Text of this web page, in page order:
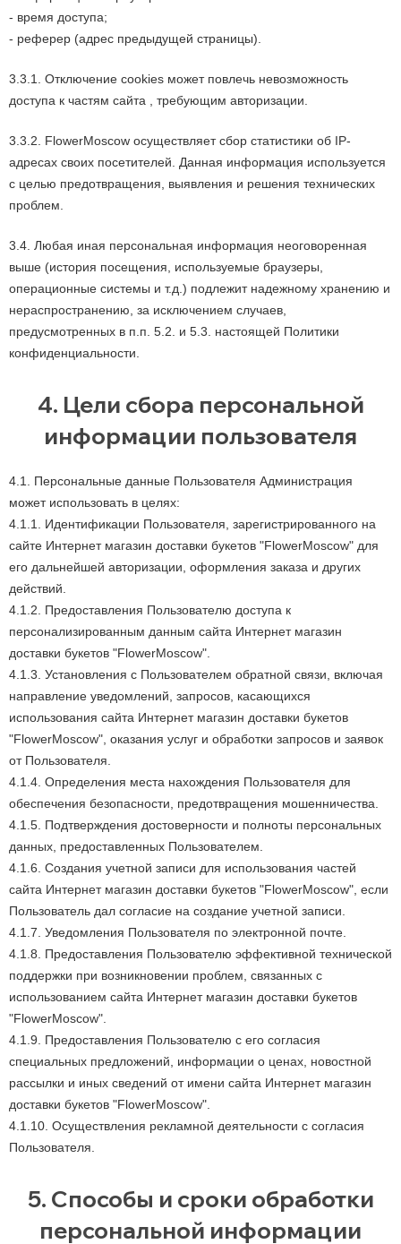
- время доступа;
- реферер (адрес предыдущей страницы).
3.3.1. Отключение cookies может повлечь невозможность
доступа к частям сайта , требующим авторизации.
3.3.2. FlowerMoscow осуществляет сбор статистики об IP-
адресах своих посетителей. Данная информация используется
с целью предотвращения, выявления и решения технических
проблем.
3.4. Любая иная персональная информация неоговоренная
выше (история посещения, используемые браузеры,
операционные системы и т.д.) подлежит надежному хранению и
нераспространению, за исключением случаев,
предусмотренных в п.п. 5.2. и 5.3. настоящей Политики
конфиденциальности.
4. Цели сбора персональной
информации пользователя
4.1. Персональные данные Пользователя Администрация
может использовать в целях:
4.1.1. Идентификации Пользователя, зарегистрированного на
сайте Интернет магазин доставки букетов "FlowerMoscow" для
его дальнейшей авторизации, оформления заказа и других
действий.
4.1.2. Предоставления Пользователю доступа к
персонализированным данным сайта Интернет магазин
доставки букетов "FlowerMoscow".
4.1.3. Установления с Пользователем обратной связи, включая
направление уведомлений, запросов, касающихся
использования сайта Интернет магазин доставки букетов
"FlowerMoscow", оказания услуг и обработки запросов и заявок
от Пользователя.
4.1.4. Определения места нахождения Пользователя для
обеспечения безопасности, предотвращения мошенничества.
4.1.5. Подтверждения достоверности и полноты персональных
данных, предоставленных Пользователем.
4.1.6. Создания учетной записи для использования частей
сайта Интернет магазин доставки букетов "FlowerMoscow", если
Пользователь дал согласие на создание учетной записи.
4.1.7. Уведомления Пользователя по электронной почте.
4.1.8. Предоставления Пользователю эффективной технической
поддержки при возникновении проблем, связанных с
использованием сайта Интернет магазин доставки букетов
"FlowerMoscow".
4.1.9. Предоставления Пользователю с его согласия
специальных предложений, информации о ценах, новостной
рассылки и иных сведений от имени сайта Интернет магазин
доставки букетов "FlowerMoscow".
4.1.10. Осуществления рекламной деятельности с согласия
Пользователя.
5. Способы и сроки обработки
персональной информации